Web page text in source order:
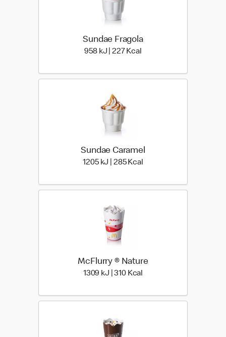
Sundae Fragola
958 kJ | 227 Kcal
Sundae Caramel
1205 kJ | 285 Kcal
McFlurry ® Nature
1309 kJ | 310 Kcal